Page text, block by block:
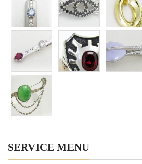
SERVICE MENU